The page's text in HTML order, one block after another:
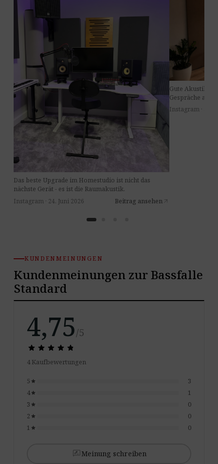
Instagram · 24. Juni 2026 Beitrag ansehen arrow_outward
Das beste Upgrade im Homestudio ist nicht das
nächste Gerät - es ist die Raumakustik.
Instagram · 8.
Gute Akustik
Gespräche am
KUNDENMEINUNGEN
Kundenmeinungen zur Bassfalle
Standard
4,75/5
star star star star star
star star star star star
4 Kaufbewertungen
5 star
3
4 star
1
3 star
0
2 star
0
1 star 0
rate_reviewMeinung schreiben